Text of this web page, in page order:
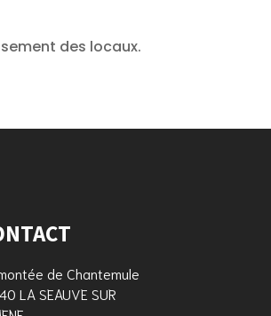
des locaux.
de Chantemule
LA SEAUVE SUR